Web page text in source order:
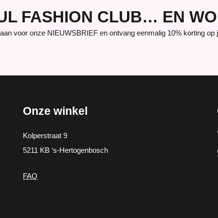
FASHION CLUB… EN
voor onze NIEUWSBRIEF en ontvang eenmalig 10% korting op
Onze winkel
Kolperstraat 9
5211 KB ‘s-Hertogenbosch
FAQ